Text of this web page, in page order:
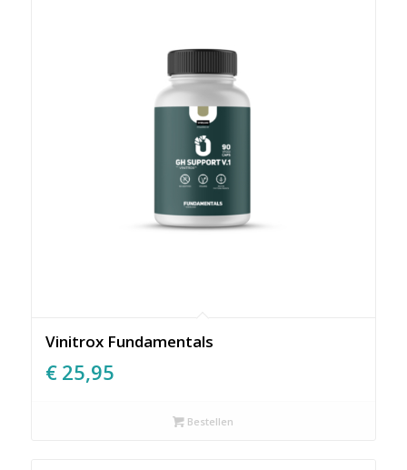
Vinitrox Fundamentals
€ 25,95
Bestellen